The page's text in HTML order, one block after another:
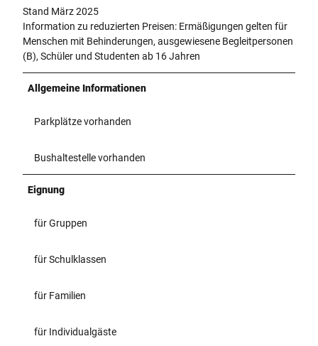
Stand März 2025
Information zu reduzierten Preisen: Ermäßigungen gelten für
Menschen mit Behinderungen, ausgewiesene Begleitpersonen
(B), Schüler und Studenten ab 16 Jahren
Allgemeine Informationen
Parkplätze vorhanden
Bushaltestelle vorhanden
Eignung
für Gruppen
für Schulklassen
für Familien
für Individualgäste